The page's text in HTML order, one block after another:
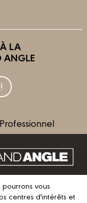
LA
ANGLE
vous
centres d'intérêts et